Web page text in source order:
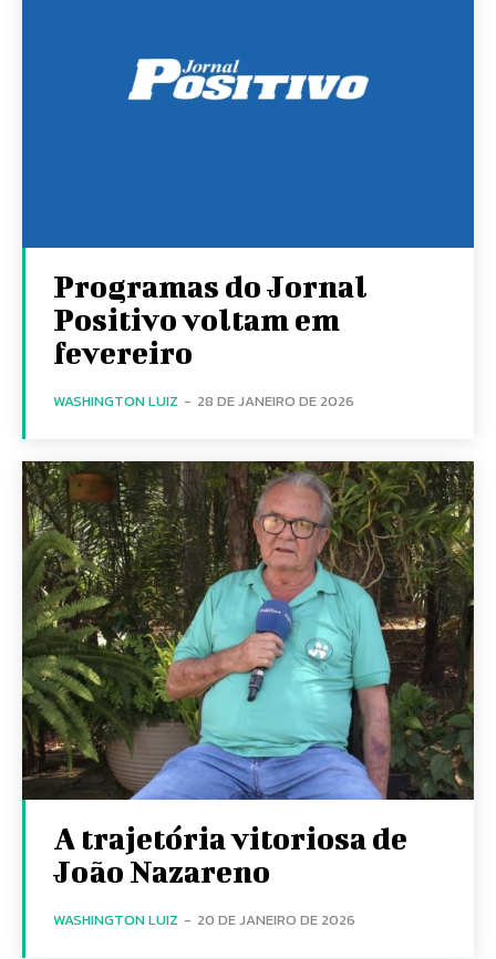
Programas do Jornal
Positivo voltam em
fevereiro
WASHINGTON LUIZ - 28 DE JANEIRO DE 2026
A trajetória vitoriosa de
João Nazareno
WASHINGTON LUIZ - 20 DE JANEIRO DE 2026